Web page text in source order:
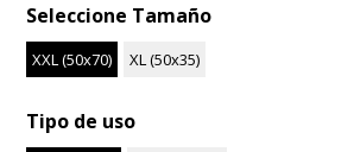
Seleccione Tamaño
XXL (50x70) XL (50x35)
Tipo de uso